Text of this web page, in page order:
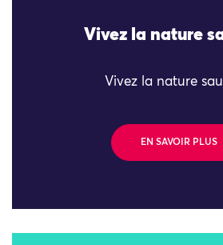
Vivez la nature
Vivez la nature
EN SAVOIR PLUS